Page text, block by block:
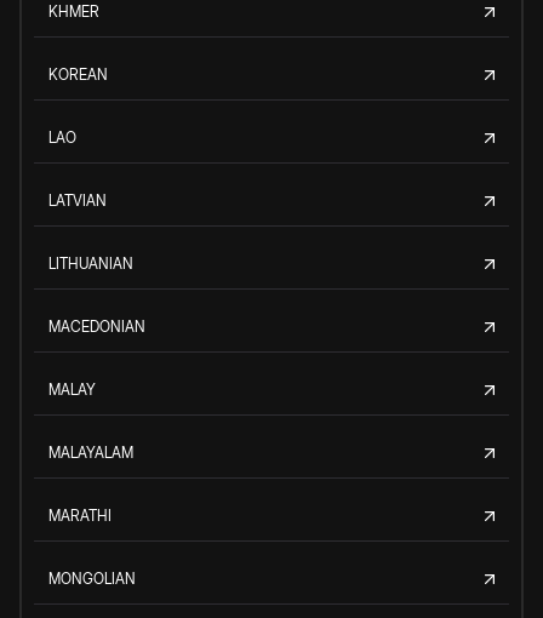
KHMER
KOREAN
LAO
LATVIAN
LITHUANIAN
MACEDONIAN
MALAY
MALAYALAM
MARATHI
MONGOLIAN